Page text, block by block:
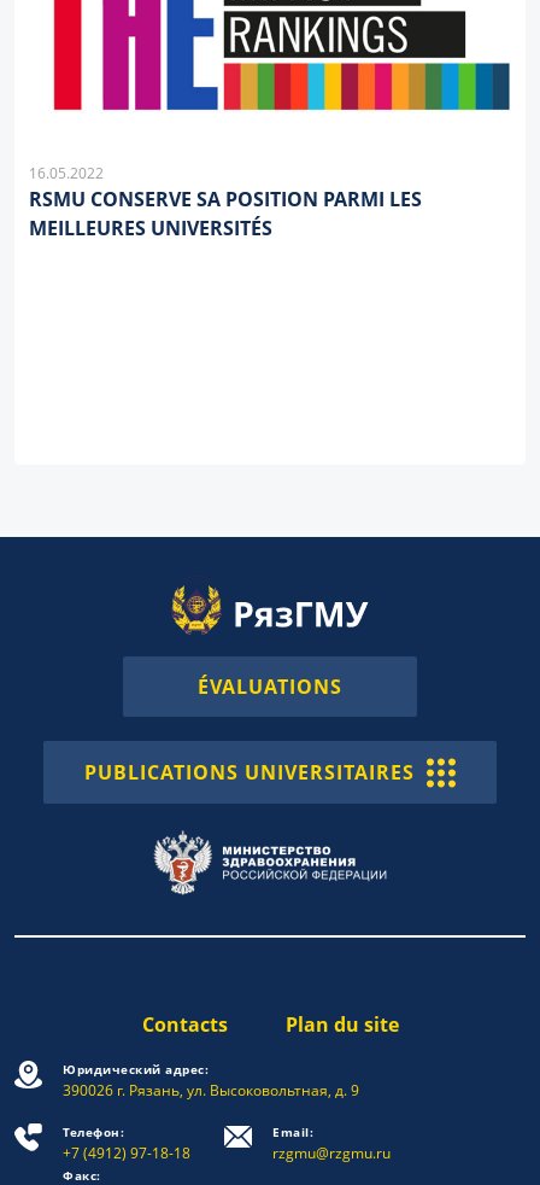
16.05.2022
RSMU CONSERVE SA POSITION PARMI LES
MEILLEURES UNIVERSITÉS
ÉVALUATIONS
PUBLICATIONS UNIVERSITAIRES
Contacts Plan du site
Юридический адрес:
390026 г. Рязань, ул. Высоковольтная, д. 9
Телефон:
+7 (4912) 97-18-18
Факс:
Email:
rzgmu@rzgmu.ru